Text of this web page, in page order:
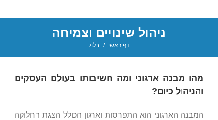
ניהול שינויים וצמיחה
דף ראשי / בלוג
מהו מבנה ארגוני ומה חשיבותו בעולם העסקים
והניהול כיום?
המבנה הארגוני הוא התפרסות וארגון הכולל הצגת החלוקה